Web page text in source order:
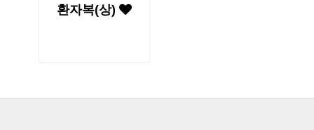
환자복(상)